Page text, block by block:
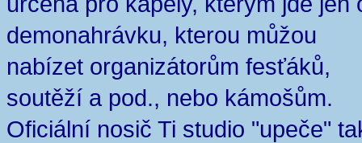
demonahrávku, kterou můžou
nabízet organizátorům fesťáků,
soutěží a pod., nebo kámošům.
Oficiální nosič Ti studio "upeče"